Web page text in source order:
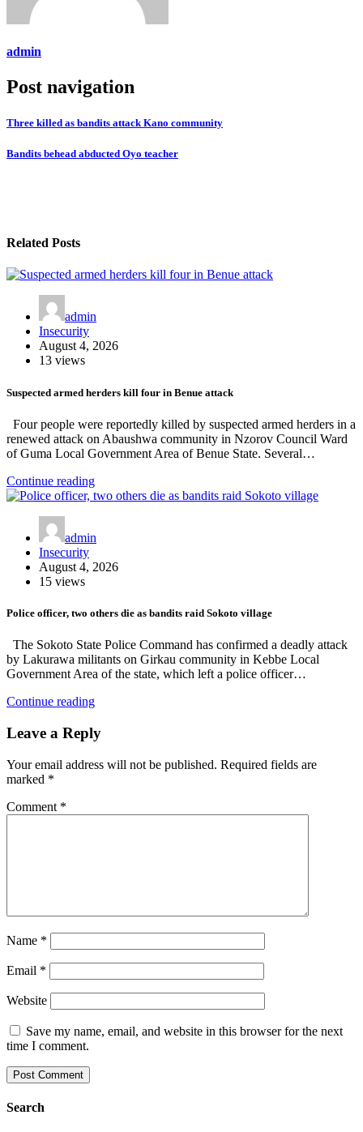
admin
Post navigation
Three killed as bandits attack Kano community
Bandits behead abducted Oyo teacher
Related Posts
admin
Insecurity
August 4, 2026
13 views
Suspected armed herders kill four in Benue attack
Four people were reportedly killed by suspected armed herders in a
renewed attack on Abaushwa community in Nzorov Council Ward
of Guma Local Government Area of Benue State. Several…
Continue reading
admin
Insecurity
August 4, 2026
15 views
Police officer, two others die as bandits raid Sokoto village
The Sokoto State Police Command has confirmed a deadly attack
by Lakurawa militants on Girkau community in Kebbe Local
Government Area of the state, which left a police officer…
Continue reading
Leave a Reply
Your email address will not be published. Required fields are
marked *
Comment *
Name *
Email *
Website
Save my name, email, and website in this browser for the next
time I comment.
Search